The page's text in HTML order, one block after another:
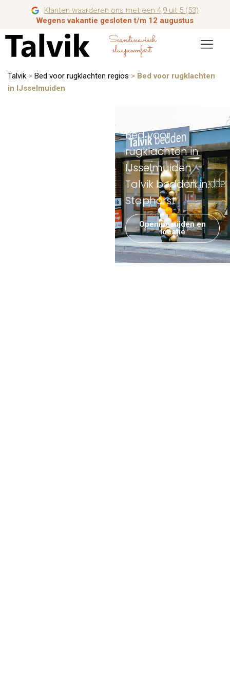
Klanten waarderen ons met een 4,9 uit 5 (53)
Wegens vakantie gesloten t/m 12 augustus
Scandinavisch
slaapcomfort
Talvik > Bed voor rugklachten regios > Bed voor rugklachten
in IJsselmuiden
Bed voor
rugklachten in
IJsselmuiden
Talvik bedden in
Staphorst
Openingstijden en
locatie